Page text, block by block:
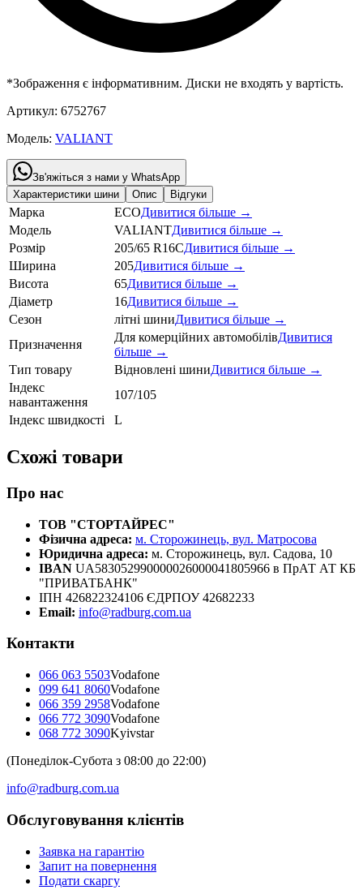
*Зображення є інформативним. Диски не входять у вартість.
Артикул: 6752767
Модель: VALIANT
Зв'яжіться з нами у WhatsApp
Характеристики шини
Опис Відгуки
Марка ECOДивитися більше →
Модель
VALIANTДивитися більше →
Розмір
205/65 R16CДивитися більше →
Ширина
205Дивитися більше →
Висота
65Дивитися більше →
Діаметр
16Дивитися більше →
Сезон
літні шиниДивитися більше →
Призначення
Для комерційних автомобілівДивитися
більше →
Тип товару
Відновлені шиниДивитися більше →
Індекс
навантаження
107/105
Індекс швидкості
L
Схожі товари
Про нас
ТОВ "СТОРТАЙРЕС"
Фізична адреса: м. Сторожинець, вул. Матросова
Юридична адреса: м. Сторожинець, вул. Садова, 10
IBAN UA583052990000026000041805966 в ПрАТ АТ КБ
"ПРИВАТБАНК"
ІПН 426822324106 ЄДРПОУ 42682233
Email: info@radburg.com.ua
Контакти
066 063 5503Vodafone
099 641 8060Vodafone
066 359 2958Vodafone
066 772 3090Vodafone
068 772 3090Kyivstar
(Понеділок-Субота з 08:00 до 22:00)
info@radburg.com.ua
Обслуговування клієнтів
Заявка на гарантію
Запит на повернення
Подати скаргу